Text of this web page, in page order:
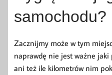
samochodu?
Zacznijmy może w tym
naprawdę nie jest ważne jaki
ani też ile kilometrów nim